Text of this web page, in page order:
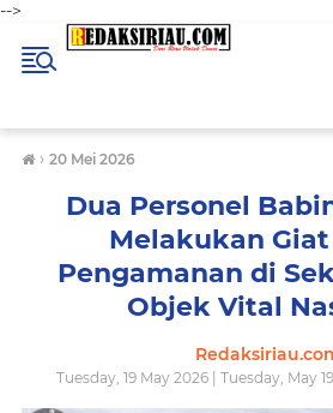
-->
› 20 Mei 2026
Dua Personel
Melakukan
Pengamanan di
Objek Vital
Tuesday, 19 May 2026 | Tuesday, May